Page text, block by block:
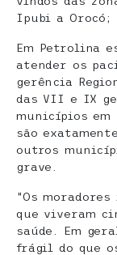
Ipubi a Orocó;
Em Petrolina
atender os
gerência
das VII e IX
municípios
são
outros
grave.
“Os
que viveram
saúde. Em
frágil do que